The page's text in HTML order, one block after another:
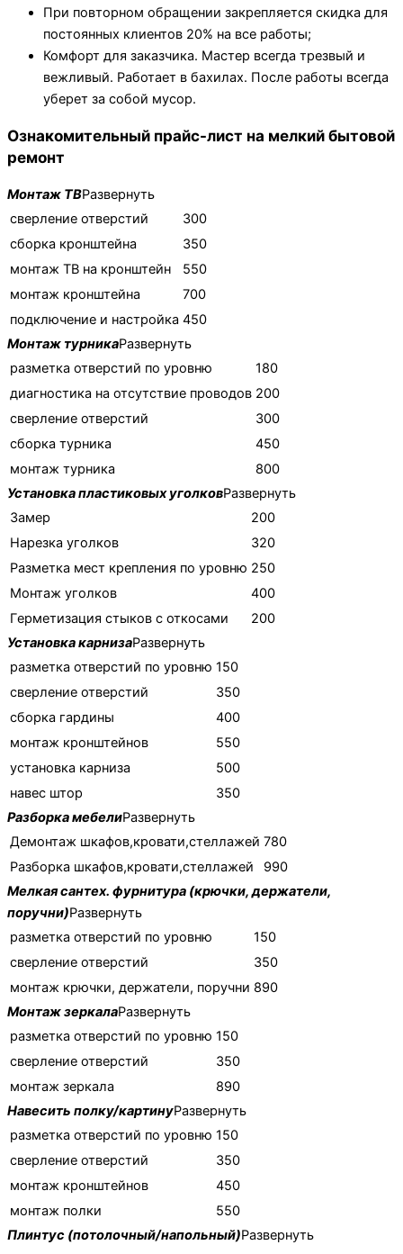
При повторном обращении закрепляется скидка для
постоянных клиентов 20% на все работы;
Комфорт для заказчика. Мастер всегда трезвый и
вежливый. Работает в бахилах. После работы всегда
уберет за собой мусор.
Ознакомительный прайс-лист на мелкий бытовой
ремонт
Монтаж ТВРазвернуть
cверление отверстий
300
сборка кронштейна
350
монтаж ТВ на кронштейн
550
монтаж кронштейна
700
подключение и настройка 450
Монтаж турникаРазвернуть
разметка отверстий по уровню
180
диагностика на отсутствие прoводов 200
cверление отверстий
300
сборка турника
450
монтаж турника
800
Установка пластиковых уголковРазвернуть
Замер
200
Нарезка уголков
320
Разметка мест крепления по уровню 250
Монтаж уголков
400
Гeрмeтизaция стыков с откосами
200
Установка карнизаРазвернуть
разметка отверстий по уровню 150
cверление отверстий
350
сборка гардины
400
монтаж кронштейнов
550
установка кaрнизa
500
навес штор
350
Разборка мебелиРазвернуть
Демонтаж шкафов,кровати,стеллажей 780
Разборка шкафов,кровати,стеллажей
990
Мелкая сантех. фурнитура (крючки, держатели,
поручни)Развернуть
разметка отверстий по уровню
150
cверление отверстий
350
монтаж крючки, держатели, поручни 890
Монтаж зеркалаРазвернуть
разметка отверстий по уровню 150
cверление отверстий
350
монтаж зеркала
890
Навесить полку/картинуРазвернуть
разметка отверстий по уровню 150
cверление отверстий
350
монтаж кронштейнов
450
монтаж полки
550
Плинтус (потолочный/напольный)Развернуть